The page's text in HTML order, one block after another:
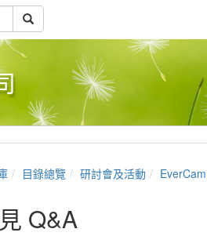
目錄總覽 研討會及活動 EverCam +
Q&A